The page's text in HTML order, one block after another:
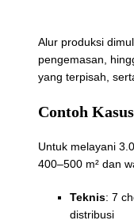
Alur produksi
pengemasan,
yang terpisah,
Contoh
Untuk melayani
400–500 m² dan
Teknis: 7
distribusi